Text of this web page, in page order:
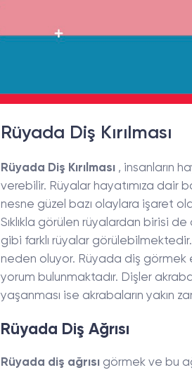
Rüyada Diş Kırılması
Rüyada Diş Kırılması, insanların
verebilir. Rüyalar hayatımıza dair
nesne güzel bazı olaylara işaret
Sıklıkla görülen rüyalardan birisi
gibi farklı rüyalar
neden oluyor. Rüyada diş görmek
yorum bulunmaktadır. Dişler
yaşanması ise akrabaların yakın
Rüyada Diş Ağrısı
Rüyada diş ağrısı görmek ve bu